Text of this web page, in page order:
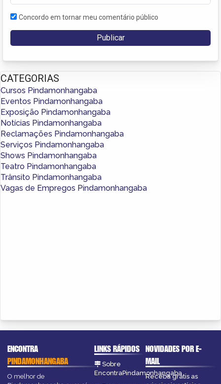
Concordo em tornar meu comentário público
CATEGORIAS
Cursos Pindamonhangaba
Eventos Pindamonhangaba
Exposição Pindamonhangaba
Notícias Pindamonhangaba
Reclamações Pindamonhangaba
Serviços Pindamonhangaba
Shows Pindamonhangaba
Teatro Pindamonhangaba
Trânsito Pindamonhangaba
Vagas de Empregos Pindamonhangaba
ENCONTRA
PINDAMONHANGABA
O melhor de
LINKS RÁPIDOS
Sobre
EncontraPindamonhangaba
NOVIDADES POR E-
MAIL
Receba grátis as